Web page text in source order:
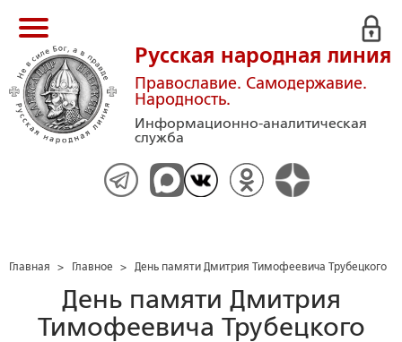
Русская народная линия
Православие. Самодержавие.
Народность.
Информационно-аналитическая
служба
Главная > Главное > День памяти Дмитрия Тимофеевича Трубецкого
День памяти Дмитрия
Тимофеевича Трубецкого